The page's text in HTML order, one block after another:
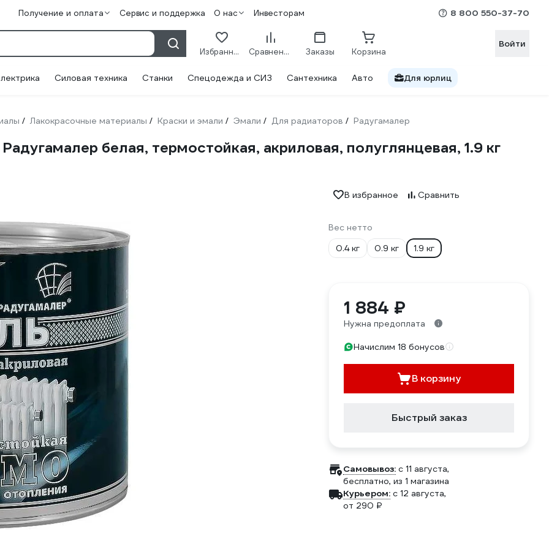
Получение и оплата Сервис и поддержка О нас Инвесторам 8 800 550-37-70
Избранное Сравнение Заказы Корзина
Войти
Силовая техника Станки Спецодежда и СИЗ Сантехника Авто Для юрлиц
/ Лакокрасочные материалы / Краски и эмали / Эмали / Для радиаторов / Радугамалер
белая, термостойкая, акриловая, полуглянцевая, 1.9 кг
В избранное Сравнить
Вес нетто
0.4 кг
0.9 кг 1.9 кг
1 884 ₽
Нужна предоплата
Начислим 18 бонусов
В корзину
Быстрый заказ
Самовывоз: c 11 августа,
бесплатно, из 1 магазина
Курьером: c 12 августа,
от 290 ₽